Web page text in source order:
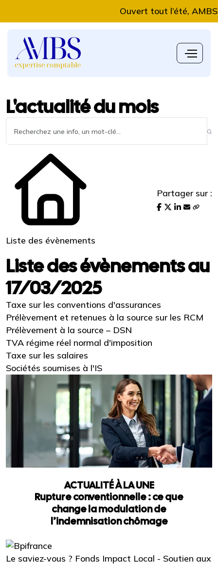
Ouvert tout l’été, AMBS
L'actualité du mois
Liste des évènements
Partager sur :
Liste des évènements au
17/03/2025
Taxe sur les conventions d'assurances
Prélèvement et retenues à la source sur les RCM
Prélèvement à la source – DSN
TVA régime réel normal d'imposition
Taxe sur les salaires
Sociétés soumises à l'IS
ACTUALITÉ À LA UNE
Rupture conventionnelle : ce que
change la modulation de
l’indemnisation chômage
Le saviez-vous ? Fonds Impact Local - Soutien aux